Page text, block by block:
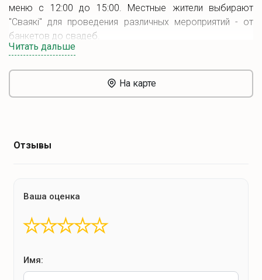
меню с 12:00 до 15:00. Местные жители выбирают
"Сваякi" для проведения различных мероприятий - от
банкетов до свадеб.
Читать дальше
На карте
Отзывы
Ваша оценка
★
★
★
★
★
Имя: